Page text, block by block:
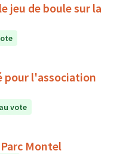
jeu de boule sur la
pour l'association
vote
Montel